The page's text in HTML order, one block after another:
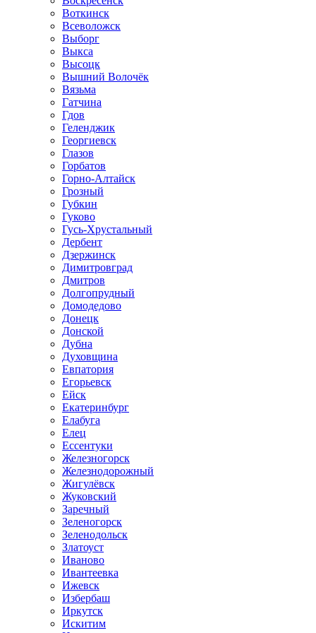
Воткинск
Всеволожск
Выборг
Выкса
Высоцк
Вышний Волочёк
Вязьма
Гатчина
Гдов
Геленджик
Георгиевск
Глазов
Горбатов
Горно-Алтайск
Грозный
Губкин
Гуково
Гусь-Хрустальный
Дербент
Дзержинск
Димитровград
Дмитров
Долгопрудный
Домодедово
Донецк
Донской
Дубна
Духовщина
Евпатория
Егорьевск
Ейск
Екатеринбург
Елабуга
Елец
Ессентуки
Железногорск
Железнодорожный
Жигулёвск
Жуковский
Заречный
Зеленогорск
Зеленодольск
Златоуст
Иваново
Ивантеевка
Ижевск
Избербаш
Иркутск
Искитим